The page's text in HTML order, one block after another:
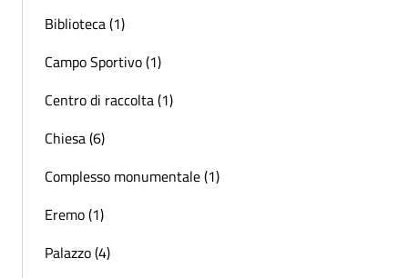
Biblioteca (1)
Campo Sportivo (1)
Centro di raccolta (1)
Chiesa (6)
Complesso monumentale (1)
Eremo (1)
Palazzo (4)